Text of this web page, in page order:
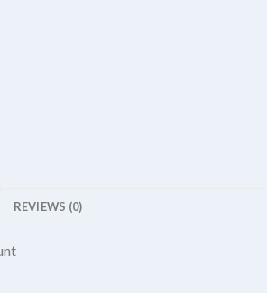
REVIEWS (0)